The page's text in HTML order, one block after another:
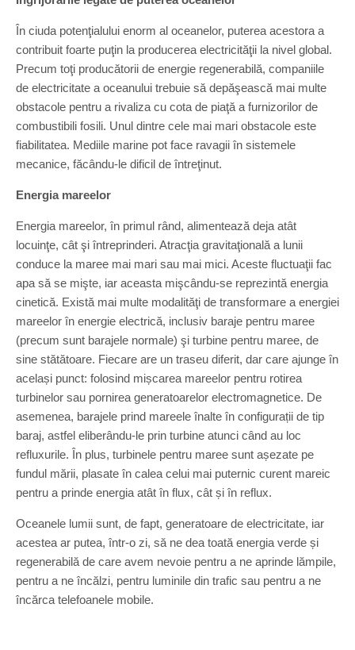
În ciuda potenţialului enorm al oceanelor, puterea acestora a
contribuit foarte puţin la producerea electricităţii la nivel global.
Precum toţi producătorii de energie regenerabilă, companiile
de electricitate a oceanului trebuie să depăşească mai multe
obstacole pentru a rivaliza cu cota de piaţă a furnizorilor de
combustibili fosili. Unul dintre cele mai mari obstacole este
fiabilitatea. Mediile marine pot face ravagii în sistemele
mecanice, făcându-le dificil de întreţinut.
Energia mareelor
Energia mareelor, în primul rând, alimentează deja atât
locuinţe, cât şi întreprinderi. Atracţia gravitaţională a lunii
conduce la maree mai mari sau mai mici. Aceste fluctuaţii fac
apa să se mişte, iar aceasta mişcându-se reprezintă energia
cinetică. Există mai multe modalităţi de transformare a energiei
mareelor în energie electrică, inclusiv baraje pentru maree
(precum sunt barajele normale) şi turbine pentru maree, de
sine stătătoare. Fiecare are un traseu diferit, dar care ajunge în
același punct: folosind mișcarea mareelor pentru rotirea
turbinelor sau pornirea generatoarelor electromagnetice. De
asemenea, barajele prind mareele înalte în configurații de tip
baraj, astfel eliberându-le prin turbine atunci când au loc
refluxurile. În plus, turbinele pentru maree sunt așezate pe
fundul mării, plasate în calea celui mai puternic curent mareic
pentru a prinde energia atât în flux, cât și în reflux.
Oceanele lumii sunt, de fapt, generatoare de electricitate, iar
acestea ar putea, într-o zi, să ne dea toată energia verde și
regenerabilă de care avem nevoie pentru a ne aprinde lămpile,
pentru a ne încălzi, pentru luminile din trafic sau pentru a ne
încărca telefoanele mobile.